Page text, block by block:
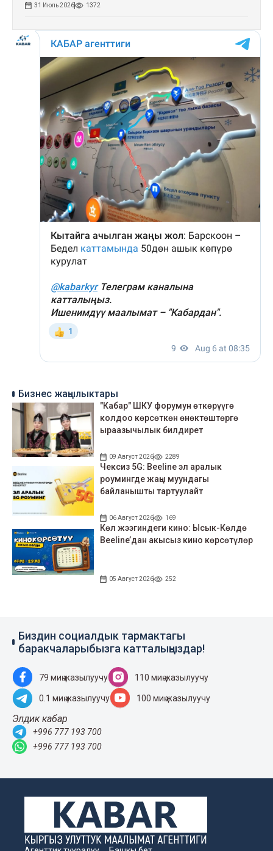
31 Июль 2026 1372
Бизнес жаңылыктары
"Кабар" ШКУ форумун өткөрүүгө
колдоо көрсөткөн өнөктөштөргө
ыраазычылык билдирет
09 Август 2026 2289
Чексиз 5G: Beeline эл аралык
роумингде жаңы муундагы
байланышты тартуулайт
06 Август 2026 169
Көл жээгиндеги кино: Ысык-Көлдө
Beeline’дан акысыз кино көрсөтүлөр
05 Август 2026 252
Биздин социалдык тармактагы
баракчаларыбызга катталыңыздар!
79 миң жазылуучу 110 миң жазылуучу
0.1 миң жазылуучу 100 миң жазылуучу
Элдик кабар
+996 777 193 700
+996 777 193 700